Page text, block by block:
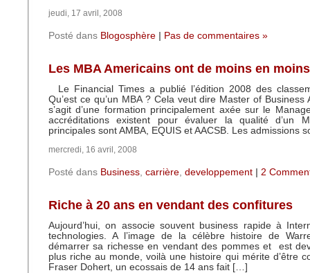
jeudi, 17 avril, 2008
Posté dans Blogosphère Pas de commentaires »
Les MBA Americains ont de moins en
Le Financial Times a publié l’édition 2008 des
Qu’est ce qu’un MBA ? Cela veut dire Master of Business
s’agit d’une formation principalement axée sur le
accréditations existent pour évaluer la qualité d’un
principales sont AMBA, EQUIS et AACSB. Les admissions
mercredi, 16 avril, 2008
Posté dans Business, carrière, developpement 2
Riche à 20 ans en vendant des confitures
Aujourd’hui, on associe souvent business rapide à
technologies. A l’image de la célèbre histoire de
démarrer sa richesse en vendant des pommes et est
plus riche au monde, voilà une histoire qui mérite d’être
Fraser Dohert, un ecossais de 14 ans fait […]